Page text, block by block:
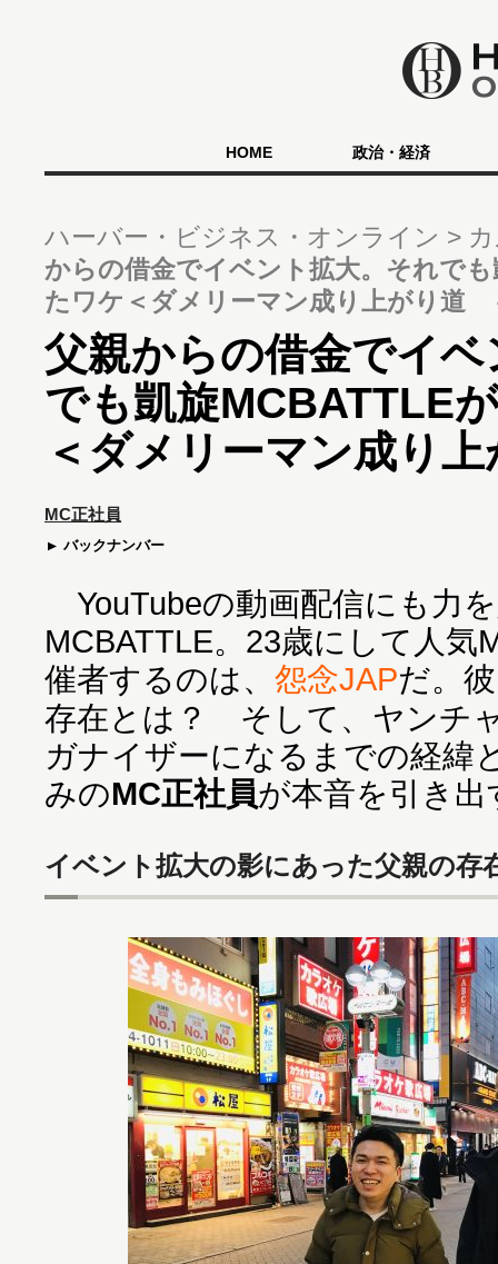
HOME 政治・経済
ハーバー・ビジネス・オンライン
からの借金でイベント拡大。それで
たワケ＜ダメリーマン成り上がり道
父親からの借金でイ
でも凱旋MCBATTLE
＜ダメリーマン成り
MC正社員
バックナンバー
YouTubeの動画配信にも力
MCBATTLE。23歳にして人
催者するのは、 怨念JAPだ。
存在とは？ そして、ヤンチ
ガナイザーになるまでの経
みのMC正社員が本音を引き出
イベント拡大の影にあった父親の存